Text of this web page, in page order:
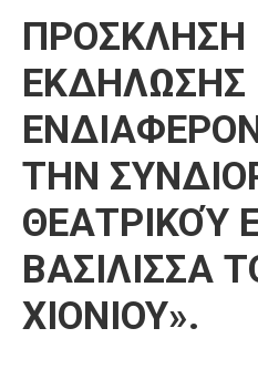
Επικοινωνία
ΠΡΟΣΚΛΗΣΗ
ΕΚΔΗΛΩΣΗΣ
ΤΗΝ
ΘΕΑΤΡΙΚΟΎ
ΒΑΣΙΛΙΣΣΑ
ΧΙΟΝΙΟΥ».